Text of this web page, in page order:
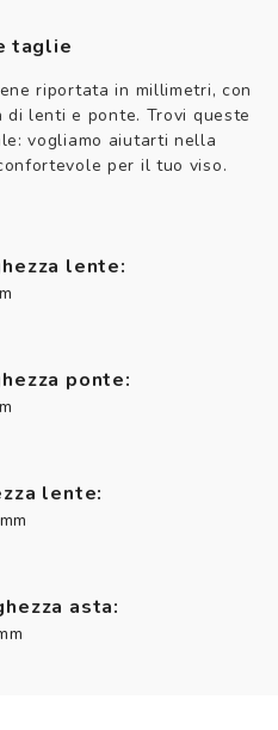
taglie
riportata in millimetri, con
di lenti e ponte. Trovi queste
vogliamo aiutarti nella
per il tuo viso.
lente:
ponte:
lente:
asta: